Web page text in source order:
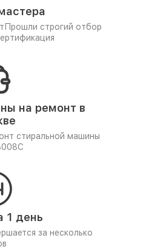
Прошли строгий отбор
на ремонт в
стиральной машины
1 день
за несколько